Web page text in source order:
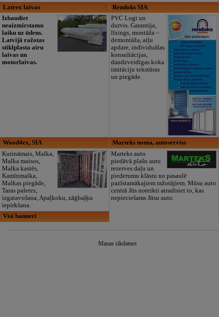
Latrex laivas
Izbaudiet
neaizmirstamu
laiku uz ūdens.
Latvijā ražotas
stiklplasta airu
laivas un
motorlaivas.
Rendoks SIA
PVC Logi un
durvis. Garantija,
līzings, montāža –
demontāža, aiļu
apdare, individuālas
konsultācijas,
daudzveidīgas koka
imitāciju tekstūras
un piegāde.
Wood4ex, SIA
Kurināmais, Malka,
Malka maisos,
Malka kastēs,
Kamīnmalka,
Malkas piegāde,
Taras paletes,
izgatavošana, Apaļkoku, zāģbaļķu
iepirkšana.
Marteks noma, autoserviss
Marteks auto
piedāvā plašu auto
rezerves daļu un
piederumu klāstu no pasaulē
pazīstamākajiem ražotājiem. Mūsu auto
centrā Jūs noteikti atradīsiet to, kas
nepieciešams Jūsu auto.
Visi banneri
Manas sīkdatnes